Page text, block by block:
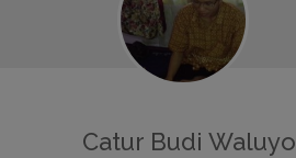
Catur Budi Waluyo